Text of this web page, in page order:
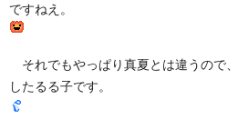
ですねえ。
それでもやっぱり真夏とは違うので
したるる子です。